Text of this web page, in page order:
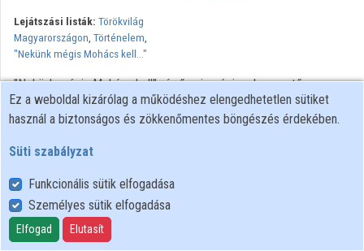
Lejátszási listák: Törökvilág
Magyarországon, Történelem,
"Nekünk mégis Mohács kell..."
"Nekünk mégis Mohács kell" című szimpózium bevezető
előadása. „Nekünk Mohács kell…” Adytól napjainkig, újra meg újra,
mégis, mégis és mégis… Vajon mi magyarázza, hogy 20. századi
sorsfordulóink és sokat vitatott őstörténetünk mellett mind a mai
napig Mohács jelenti az egyik legnagyobb nemzeti tragédiát,
amelyet sohasem tudtunk teljességgel feldolgozni? Valóban
ekkora sorscsapás, ennyire kiemelkedő fordulópont volt a mohácsi
csatamezőn 489 esztendeje lezajlott küzdelem? Mi és ki veszett
ott, s mi változott meg Mohács mezején? A korszak ismert
Ez a weboldal kizárólag a működéshez elengedhetetlen sütiket
használ a biztonságos és zökkenőmentes böngészés érdekében.
Süti szabályzat
Funkcionális sütik elfogadása
Személyes sütik elfogadása
Elfogad Elutasít